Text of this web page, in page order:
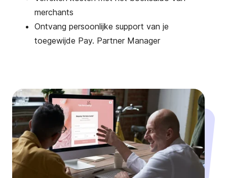
merchants
Ontvang persoonlijke support van je
toegewijde Pay. Partner Manager